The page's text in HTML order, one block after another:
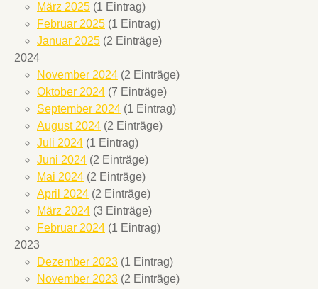
März 2025 (1 Eintrag)
Februar 2025 (1 Eintrag)
Januar 2025 (2 Einträge)
2024
November 2024 (2 Einträge)
Oktober 2024 (7 Einträge)
September 2024 (1 Eintrag)
August 2024 (2 Einträge)
Juli 2024 (1 Eintrag)
Juni 2024 (2 Einträge)
Mai 2024 (2 Einträge)
April 2024 (2 Einträge)
März 2024 (3 Einträge)
Februar 2024 (1 Eintrag)
2023
Dezember 2023 (1 Eintrag)
November 2023 (2 Einträge)